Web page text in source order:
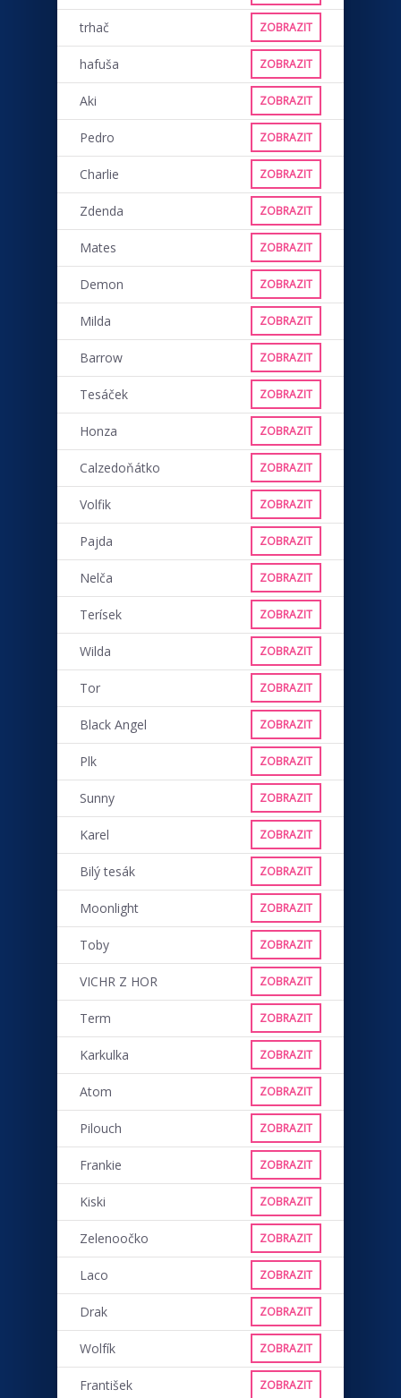
trhač ZOBRAZIT
hafuša ZOBRAZIT
Aki ZOBRAZIT
Pedro ZOBRAZIT
Charlie ZOBRAZIT
Zdenda ZOBRAZIT
Mates ZOBRAZIT
Demon ZOBRAZIT
Milda ZOBRAZIT
Barrow ZOBRAZIT
Tesáček ZOBRAZIT
Honza ZOBRAZIT
Calzedoňátko ZOBRAZIT
Volfik ZOBRAZIT
Pajda ZOBRAZIT
Nelča ZOBRAZIT
Terísek ZOBRAZIT
Wilda ZOBRAZIT
Tor ZOBRAZIT
Black Angel ZOBRAZIT
Plk ZOBRAZIT
Sunny ZOBRAZIT
Karel ZOBRAZIT
Bilý tesák ZOBRAZIT
Moonlight ZOBRAZIT
Toby ZOBRAZIT
VICHR Z HOR ZOBRAZIT
Term ZOBRAZIT
Karkulka ZOBRAZIT
Atom ZOBRAZIT
Pilouch ZOBRAZIT
Frankie ZOBRAZIT
Kiski ZOBRAZIT
Zelenoočko ZOBRAZIT
Laco ZOBRAZIT
Drak ZOBRAZIT
Wolfík ZOBRAZIT
František ZOBRAZIT